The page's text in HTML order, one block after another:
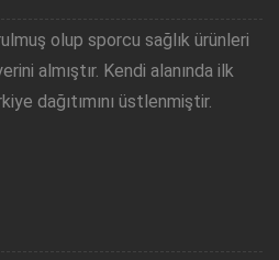
olup sporcu sağlık ürünleri
almıştır. Kendi alanında ilk
dağıtımını üstlenmiştir.